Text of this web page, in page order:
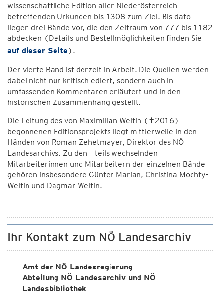
wissenschaftliche Edition aller Niederösterreich
betreffenden Urkunden bis 1308 zum Ziel. Bis dato
liegen drei Bände vor, die den Zeitraum von 777 bis 1182
abdecken (Details und Bestellmöglichkeiten finden Sie
auf dieser Seite).
Der vierte Band ist derzeit in Arbeit. Die Quellen werden
dabei nicht nur kritisch ediert, sondern auch in
umfassenden Kommentaren erläutert und in den
historischen Zusammenhang gestellt.
Die Leitung des von Maximilian Weltin (✝2016)
begonnenen Editionsprojekts liegt mittlerweile in den
Händen von Roman Zehetmayer, Direktor des NÖ
Landesarchivs. Zu den – teils wechselnden –
Mitarbeiterinnen und Mitarbeitern der einzelnen Bände
gehören insbesondere Günter Marian, Christina Mochty-
Weltin und Dagmar Weltin.
Ihr Kontakt zum NÖ Landesarchiv
Amt der NÖ Landesregierung
Abteilung NÖ Landesarchiv und NÖ
Landesbibliothek